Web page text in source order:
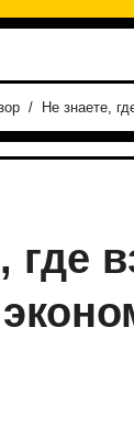
Не знаете,
где